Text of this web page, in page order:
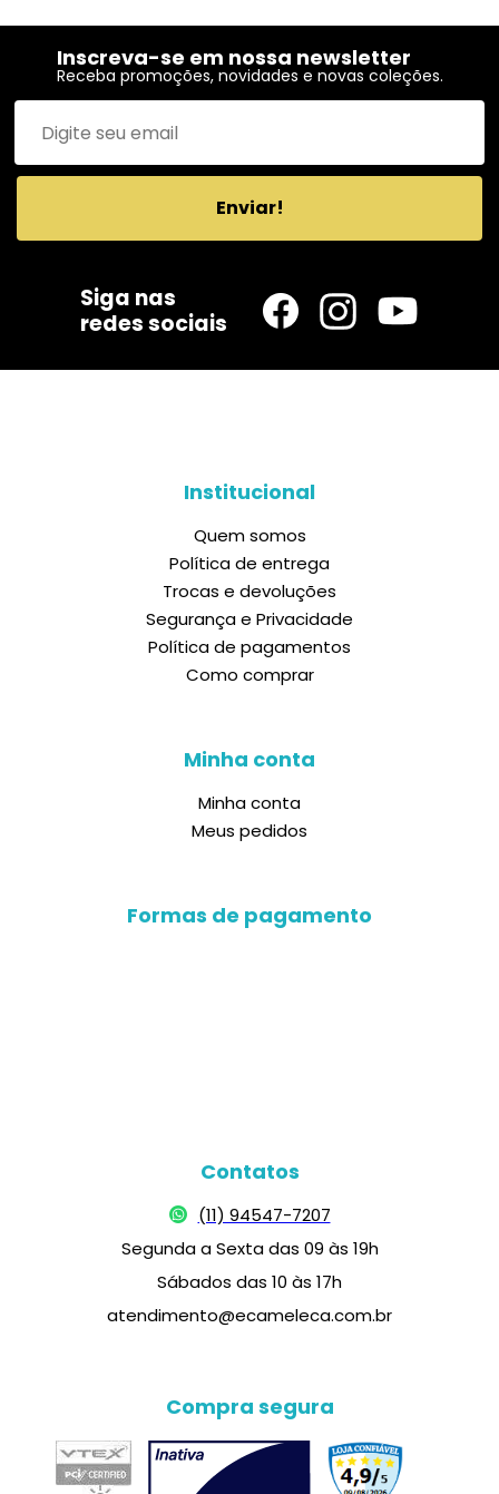
Inscreva-se em nossa newsletter
Receba promoções, novidades e novas coleções.
Enviar!
Siga nas
redes sociais
Institucional
Quem somos
Política de entrega
Trocas e devoluções
Segurança e Privacidade
Política de pagamentos
Como comprar
Minha conta
Minha conta
Meus pedidos
Formas de pagamento
Contatos
(11) 94547-7207
Segunda a Sexta das 09 às 19h
Sábados das 10 às 17h
atendimento@ecameleca.com.br
Compra segura